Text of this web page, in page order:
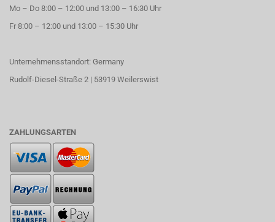
Mo – Do 8:00 – 12:00 und 13:00 – 16:30 Uhr
Fr 8:00 – 12:00 und 13:00 – 15:30 Uhr
Unternehmensstandort: Germany
Rudolf-Diesel-Straße 2 | 53919 Weilerswist
ZAHLUNGSARTEN